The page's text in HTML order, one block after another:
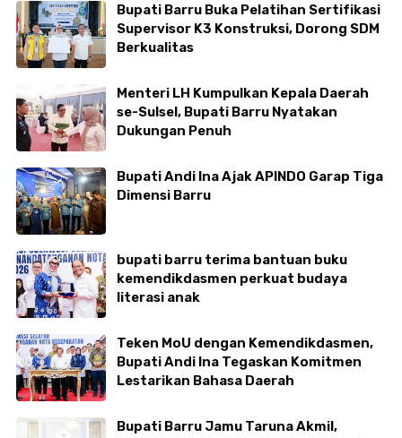
Bupati Barru Buka Pelatihan Sertifikasi
Supervisor K3 Konstruksi, Dorong SDM
Berkualitas
Menteri LH Kumpulkan Kepala Daerah
se-Sulsel, Bupati Barru Nyatakan
Dukungan Penuh
Bupati Andi Ina Ajak APINDO Garap Tiga
Dimensi Barru
bupati barru terima bantuan buku
kemendikdasmen perkuat budaya
literasi anak
Teken MoU dengan Kemendikdasmen,
Bupati Andi Ina Tegaskan Komitmen
Lestarikan Bahasa Daerah
Bupati Barru Jamu Taruna Akmil,